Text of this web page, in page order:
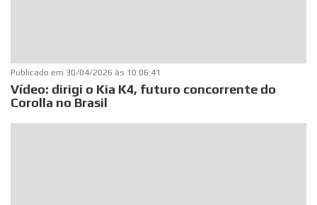
Publicado em 30/04/2026 às 10:06:41
Vídeo: dirigi o Kia K4, futuro concorrente do
Corolla no Brasil